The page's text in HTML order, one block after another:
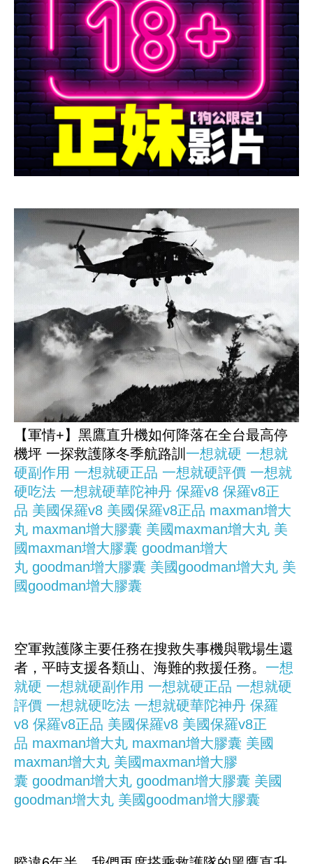
【軍情+】黑鷹直升機如何降落在全台最高停
機坪 一探救護隊冬季航路訓 一想就硬 一想就
硬副作用 一想就硬正品 一想就硬評價 一想就
硬吃法 一想就硬華陀神丹 保羅v8 保羅v8正
品 美國保羅v8 美國保羅v8正品 maxman增大
丸 maxman增大膠囊 美國maxman增大丸 美
國maxman增大膠囊 goodman增大
丸 goodman增大膠囊 美國goodman增大丸 美
國goodman增大膠囊
空軍救護隊主要任務在搜救失事機與戰場生還
者，平時支援各類山、海難的救援任務。 一想
就硬 一想就硬副作用 一想就硬正品 一想就硬
評價 一想就硬吃法 一想就硬華陀神丹 保羅
v8 保羅v8正品 美國保羅v8 美國保羅v8正
品 maxman增大丸 maxman增大膠囊 美國
maxman增大丸 美國maxman增大膠
囊 goodman增大丸 goodman增大膠囊 美國
goodman增大丸 美國goodman增大膠囊